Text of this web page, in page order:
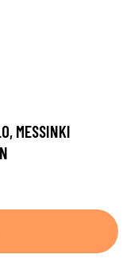
MESSINKI